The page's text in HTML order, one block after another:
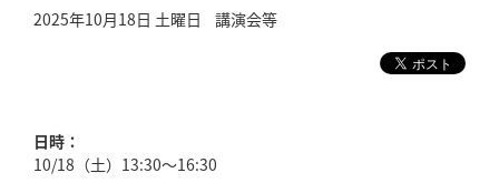
2025年10月18日 土曜日 講演会等
日時：
10/18（土）13:30～16:30